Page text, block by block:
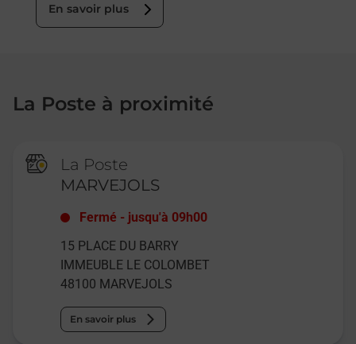
En savoir plus
La Poste à proximité
La Poste
MARVEJOLS
Fermé - jusqu'à 09h00
15 PLACE DU BARRY
IMMEUBLE LE COLOMBET
48100 MARVEJOLS
En savoir plus